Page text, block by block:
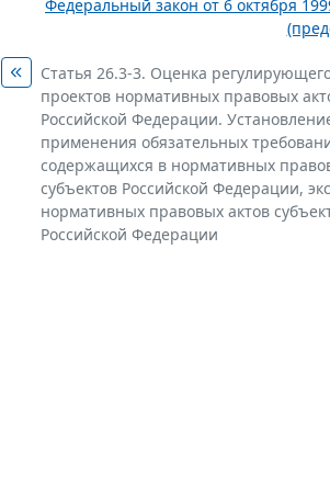
Федеральный закон от 6 октября
Статья 26.3-3. Оценка
проектов нормативных правовых
Российской Федерации.
применения обязательных
содержащихся в нормативных
субъектов Российской Федерации,
нормативных правовых актов
Российской Федерации